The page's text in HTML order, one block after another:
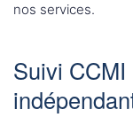
nos services.
Suivi